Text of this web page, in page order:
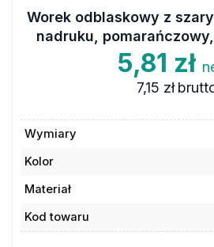
Worek odblaskowy z
nadruku,
5,81 zł
7,15 zł
Wymiary
Kolor
Materiał
Kod towaru